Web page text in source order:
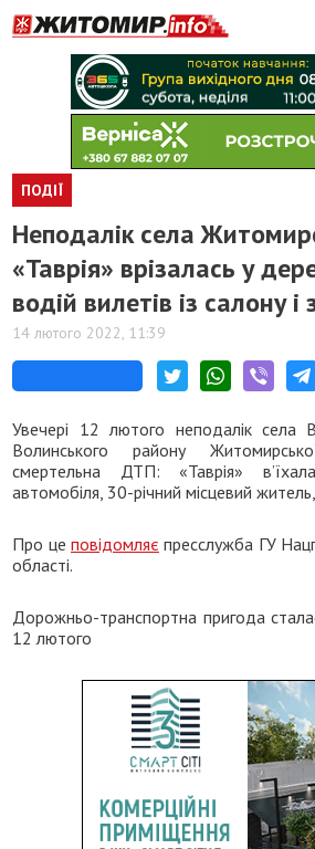
ПОДІЇ
Неподалік села
«Таврія» врізалась у
водій вилетів із салону і
14 лютого 2022, 11:39
Увечері 12 лютого неподалік села
Волинського району
смертельна ДТП: «Таврія»
автомобіля, 30-річний місцевий житель,
Про це повідомляє пресслужба ГУ
області.
Дорожньо-транспортна пригода
12 лютого